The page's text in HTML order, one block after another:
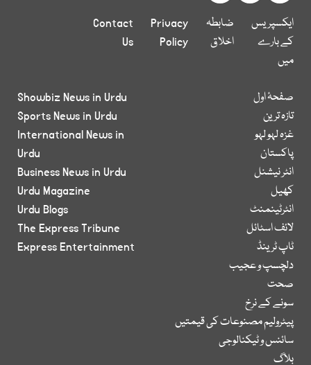
ایکسپریس
کے بارے
میں
ضابطہ
اخلاق
Privacy
Policy
Contact
Us
صفحۂ اول
تازہ ترین
غزہ لہو لہو
پاکستان
انٹر نیشنل
کھیل
انٹرٹینمنٹ
لائف اسٹائل
ٹاپ ٹرینڈ
دلچسپ و عجیب
صحت
سونے کے نرخ
پیٹرولیم مصنوعات کی قیمتیں
سائنس و ٹیکنالوجی
بلاگ
Showbiz News in Urdu
Sports News in Urdu
International News in
Urdu
Business News in Urdu
Urdu Magazine
Urdu Blogs
The Express Tribune
Express Entertainment